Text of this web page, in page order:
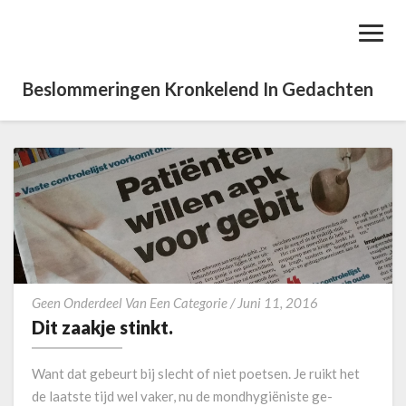
Beslommeringen Kronkelend In Gedachten
Geen Onderdeel Van Een Categorie/ Juni 11, 2016
a
a
Dit zaakje stinkt.
Want dat gebeurt bij slecht of niet poetsen. Je ruikt het
de laatste tijd wel vaker, nu de mondhygiëniste ge-